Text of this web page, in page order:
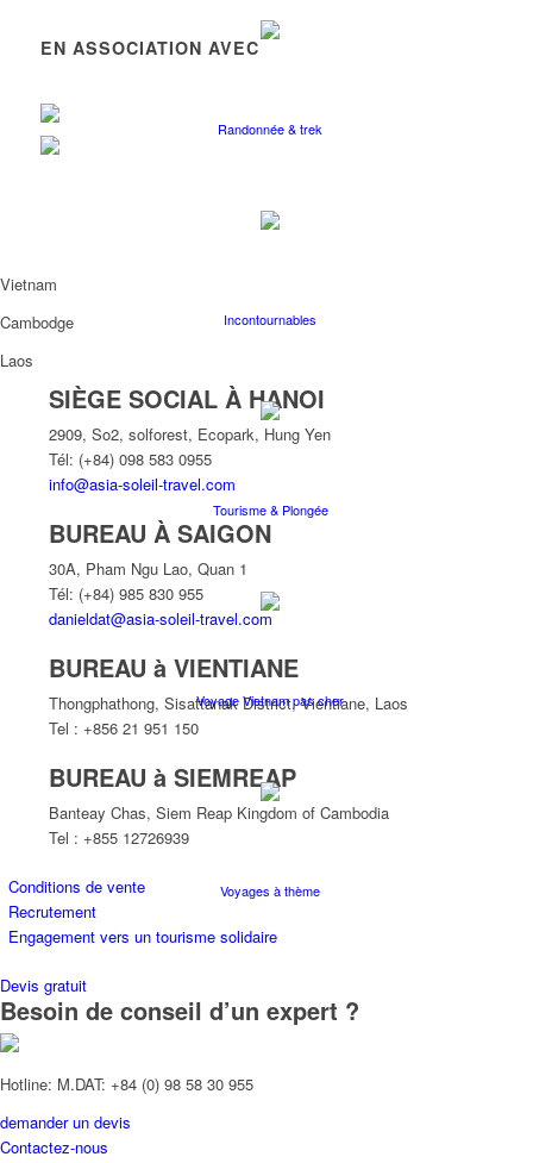
Randonnée & trek
Incontournables
Tourisme & Plongée
Voyage Vietnam pas cher
Voyages à thème
Croisières
EN ASSOCIATION AVEC
Vietnam
Cambodge
Laos
SIÈGE SOCIAL À HANOI
2909, So2, solforest, Ecopark, Hung Yen
Tél: (+84) 098 583 0955
info@asia-soleil-travel.com
BUREAU À SAIGON
30A, Pham Ngu Lao, Quan 1
Tél: (+84) 985 830 955
danieldat@asia-soleil-travel.com
BUREAU à VIENTIANE
Thongphathong, Sisattanak District, Vientiane, Laos
Tel : +856 21 951 150
BUREAU à SIEMREAP
Banteay Chas, Siem Reap Kingdom of Cambodia
Tel : +855 12726939
Conditions de vente
Recrutement
Engagement vers un tourisme solidaire
Devis gratuit
Besoin de conseil d’un expert ?
Hotline: M.DAT: +84 (0) 98 58 30 955
demander un devis
Contactez-nous